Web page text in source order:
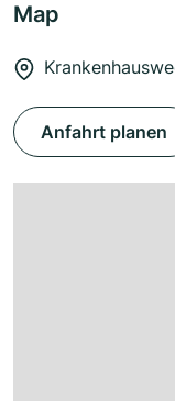
Map
Anfahrt planen